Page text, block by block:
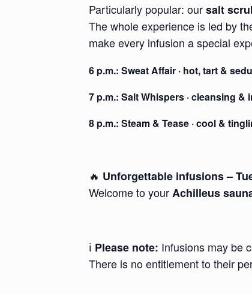
Particularly popular: oursalt
The whole experience is led by
make every infusion a special
6 p.m.: Sweat Affair · hot, tart &
7 p.m.: Salt Whispers · cleansing &
8 p.m.: Steam & Tease · cool &
🔥 Unforgettable infusions –
Welcome to yourAchilleus
ℹ️ Please note: Infusions may be
There is no entitlement to their